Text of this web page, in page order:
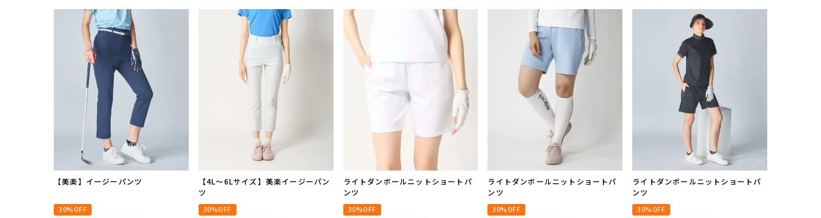
【美楽】イージーパンツ
30%OFF
【4L～6Lサイズ】美楽イージーパン
ツ
30%OFF
ライトダンボールニットショートパ
ンツ
30%OFF
ライトダンボールニットショートパ
ンツ
30%OFF
ライトダンボールニットショートパ
ンツ
30%OFF